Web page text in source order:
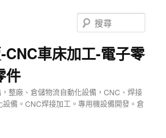
CNC車床加工-電子零
件
整廠、倉儲物流自動化設備，CNC、焊接
備。CNC焊接加工。專用機設備開發。倉
尋